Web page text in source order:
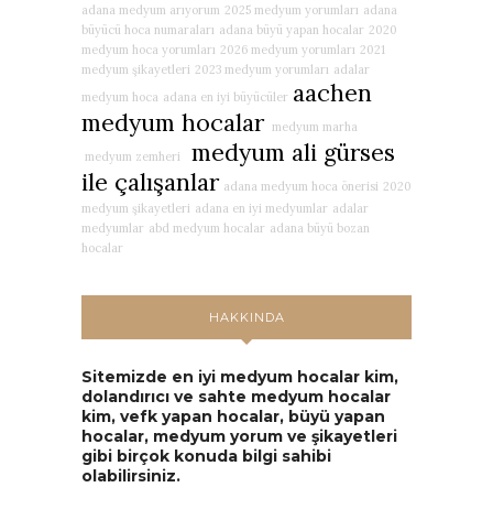
adana medyum arıyorum 2025 medyum yorumları adana
büyücü hoca numaraları adana büyü yapan hocalar 2020
medyum hoca yorumları 2026 medyum yorumları 2021
medyum şikayetleri 2023 medyum yorumları adalar
medyum hoca adana en iyi büyücüler aachen
medyum hocalar medyum marha
medyum zemheri
medyum ali gürses
ile çalışanlar adana medyum hoca önerisi 2020
medyum şikayetleri adana en iyi medyumlar adalar
medyumlar abd medyum hocalar adana büyü bozan
hocalar
HAKKINDA
Sitemizde en iyi medyum hocalar kim,
dolandırıcı ve sahte medyum hocalar
kim, vefk yapan hocalar, büyü yapan
hocalar, medyum yorum ve şikayetleri
gibi birçok konuda bilgi sahibi
olabilirsiniz.